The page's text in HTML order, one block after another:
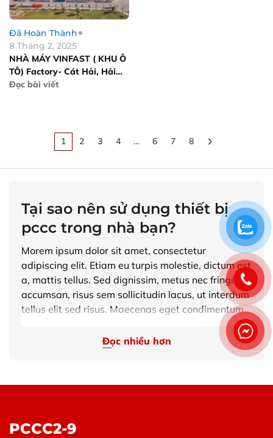
Đã Hoàn Thành
8 Tháng 2, 2025
NHÀ MÁY VINFAST ( KHU Ô
TÔ) Factory- Cát Hải, Hải
Phòng
Đọc bài viết
1 2 3 4 … 6 7 8
Tại sao nên sử dụng thiết bị
pccc trong nhà bạn?
Morem ipsum dolor sit amet, consectetur
adipiscing elit. Etiam eu turpis molestie, dictum est
a, mattis tellus. Sed dignissim, metus nec fringilla
accumsan, risus sem sollicitudin lacus, ut interdum
tellus elit sed risus. Maecenas eget condimentum
velit, sit amet feugiat lectus. Class aptent taciti
sociosqu ad litora torquent per conubia nostra, per
inceptos himenaeos. Praesent auctor purus luctus
ut rhoncus ex. Suspendisse ac rhoncus nisl, eu
in elementum tellus.
Đọc nhiều hơn
PCCC2-9